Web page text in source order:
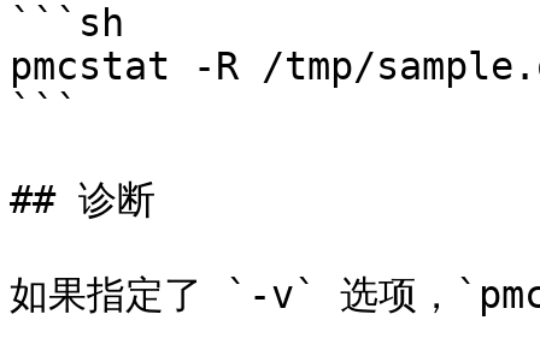
```sh
pmcstat -R /tmp/
```
## 诊断
如果指定了 `-v` 选项，